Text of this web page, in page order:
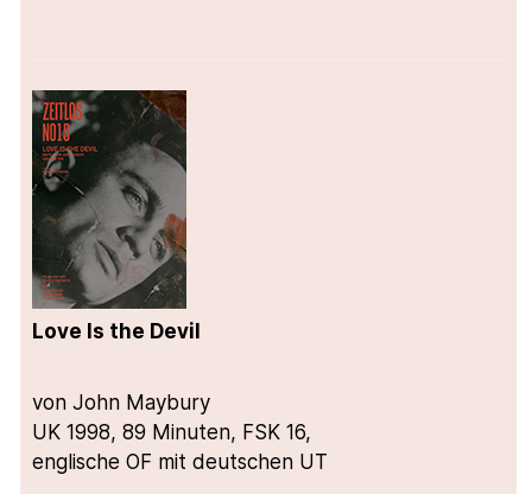
Love Is the Devil
von John Maybury
UK 1998, 89 Minuten, FSK 16,
englische OF mit deutschen UT